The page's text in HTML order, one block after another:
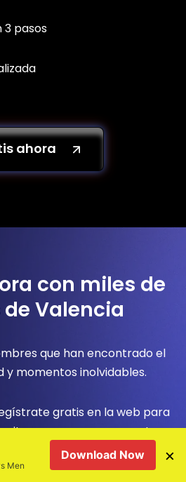
3 pasos
ahora
con miles de
Valencia
que han encontrado el
y momentos inolvidables.
gratis en la web para
citas gay como nunca antes.
Men
Download Now ×